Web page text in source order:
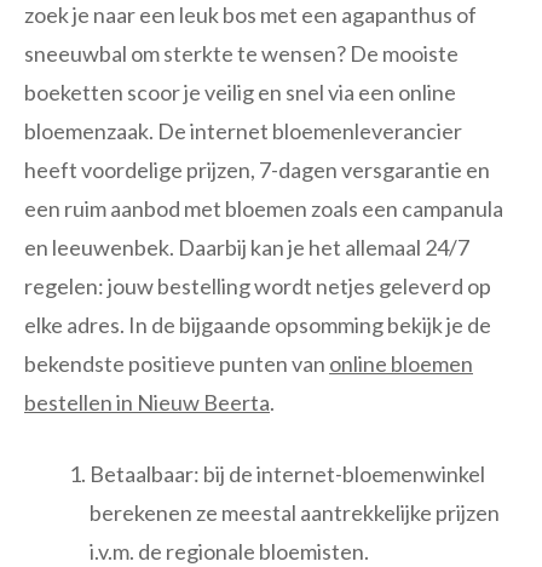
zoek je naar een leuk bos met een agapanthus of
sneeuwbal om sterkte te wensen? De mooiste
boeketten scoor je veilig en snel via een online
bloemenzaak. De internet bloemenleverancier
heeft voordelige prijzen, 7-dagen versgarantie en
een ruim aanbod met bloemen zoals een campanula
en leeuwenbek. Daarbij kan je het allemaal 24/7
regelen: jouw bestelling wordt netjes geleverd op
elke adres. In de bijgaande opsomming bekijk je de
bekendste positieve punten van online bloemen
bestellen in Nieuw Beerta.
Betaalbaar: bij de internet-bloemenwinkel
berekenen ze meestal aantrekkelijke prijzen
i.v.m. de regionale bloemisten.